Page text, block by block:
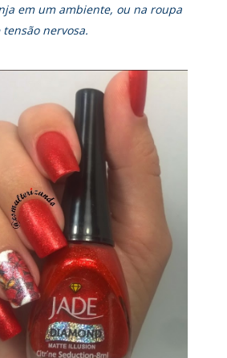
em um ambiente, ou na roupa
nervosa.